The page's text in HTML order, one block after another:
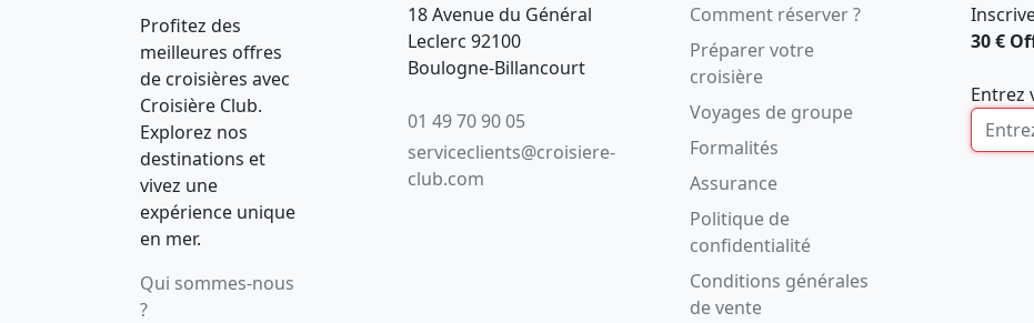
Profitez des
meilleures offres
de croisières avec
Croisière Club.
Explorez nos
destinations et
vivez une
expérience unique
en mer.
Qui sommes-nous
?
18 Avenue du Général
Leclerc 92100
Boulogne-Billancourt
01 49 70 90 05
serviceclients@croisiere-
club.com
Comment réserver ?
Préparer votre
croisière
Voyages de groupe
Formalités
Assurance
Politique de
confidentialité
Conditions générales
de vente
30 €
Entrez